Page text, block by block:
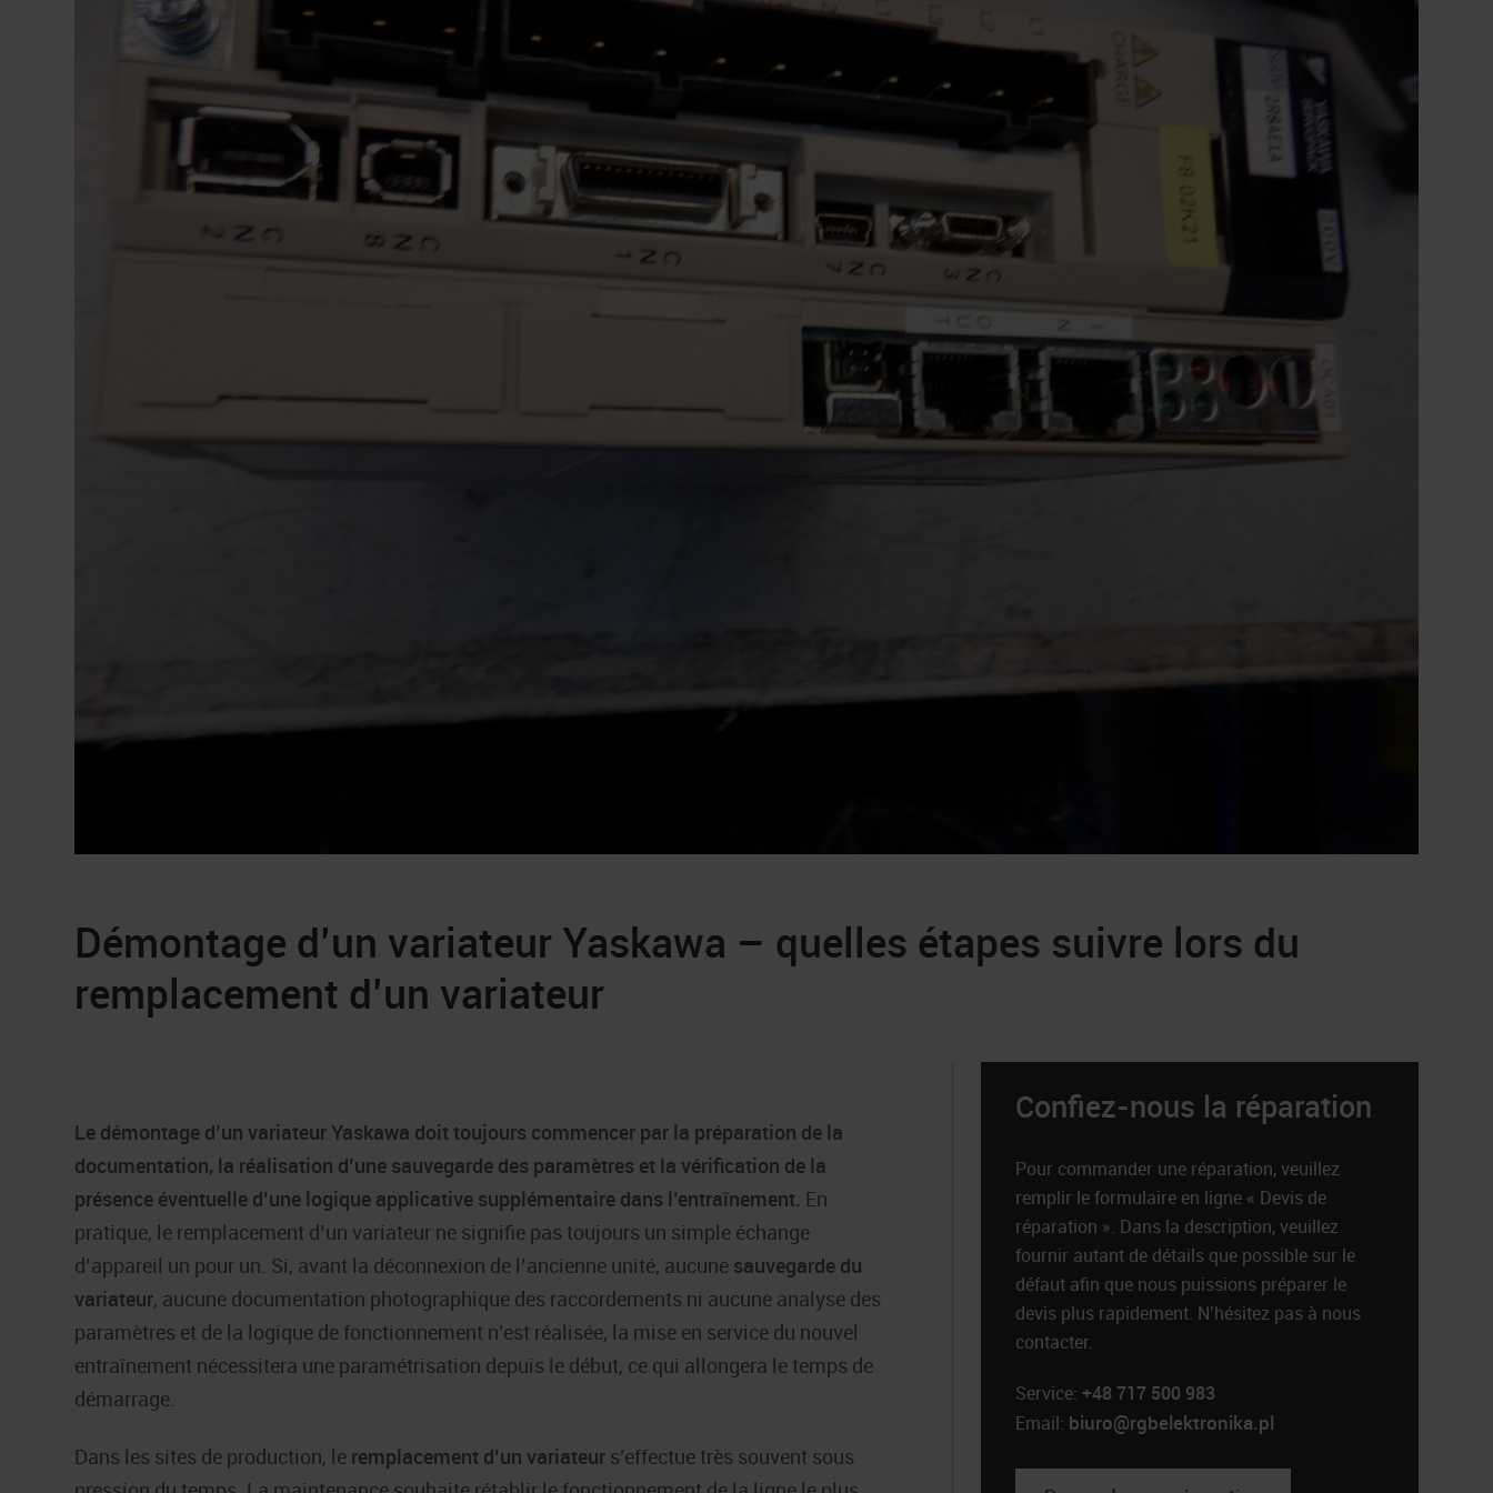
Démontage d’un variateur Yaskawa – quelles étapes suivre lors du
remplacement d’un variateur
Le démontage d’un variateur Yaskawa doit toujours commencer par la préparation de la
documentation, la réalisation d’une sauvegarde des paramètres et la vérification de la
présence éventuelle d’une logique applicative supplémentaire dans l’entraînement. En
pratique, le remplacement d’un variateur ne signifie pas toujours un simple échange
d’appareil un pour un. Si, avant la déconnexion de l’ancienne unité, aucune sauvegarde du
variateur, aucune documentation photographique des raccordements ni aucune analyse des
paramètres et de la logique de fonctionnement n’est réalisée, la mise en service du nouvel
entraînement nécessitera une paramétrisation depuis le début, ce qui allongera le temps de
démarrage.
Dans les sites de production, le remplacement d’un variateur s’effectue très souvent sous
Confiez-nous la réparation
Pour commander une réparation, veuillez
remplir le formulaire en ligne « Devis de
réparation ». Dans la description, veuillez
fournir autant de détails que possible sur le
défaut afin que nous puissions préparer le
devis plus rapidement. N’hésitez pas à nous
contacter.
Service:+48 717 500 983
Email: biuro@rgbelektronika.pl